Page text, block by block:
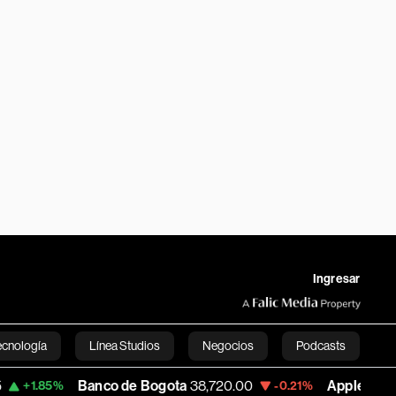
Ingresar
Línea Studios Negocios Podcasts
English
de Bogota 38,720.00 -0.21% Apple 310.94 +0.55%